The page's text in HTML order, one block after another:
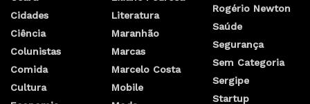
Cidades
Ciência
Colunistas
Comida
Cultura
Literatura
Maranhão
Marcas
Marcelo Costa
Mobile
Rogério Newton
Saúde
Segurança
Sem Categoria
Sergipe
Startup